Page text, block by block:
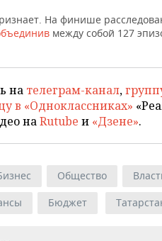
На финише
между собой 127
на телеграм-канал,
в «Одноклассниках»
наRutube и «Дзене».
Общество
Бюджет